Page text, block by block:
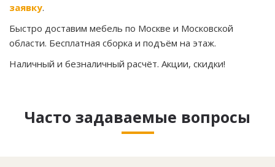
заявку.
Быстро доставим мебель по Москве и Московской
области. Бесплатная сборка и подъём на этаж.
Наличный и безналичный расчёт. Акции, скидки!
Часто задаваемые вопросы